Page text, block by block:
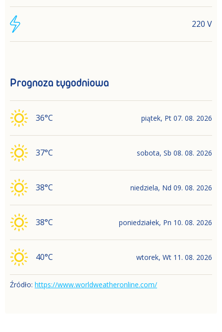
220 V
Prognoza tygodniowa
36°C piątek, Pt 07. 08. 2026
37°C sobota, Sb 08. 08. 2026
38°C niedziela, Nd 09. 08. 2026
38°C poniedziałek, Pn 10. 08. 2026
40°C wtorek, Wt 11. 08. 2026
Źródło: https://www.worldweatheronline.com/